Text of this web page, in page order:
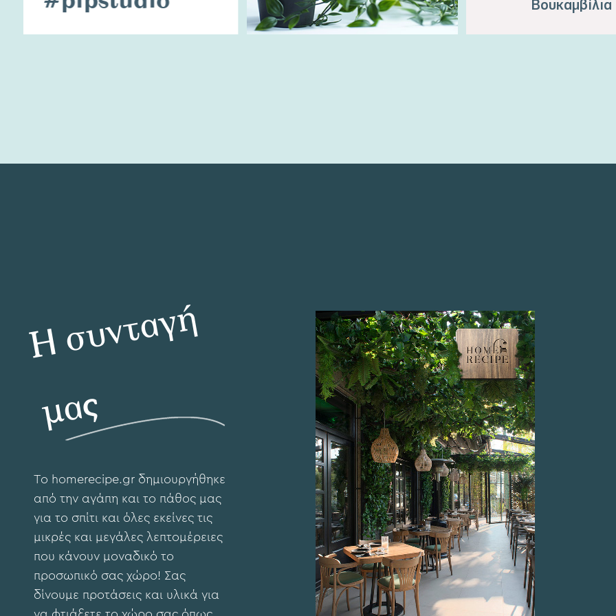
Βουκαμβίλια
Η
σ
υ
ν
τ
α
γ
ή
μ
α
ς
To hοmerecipe.gr δημιουργήθηκε
από την αγάπη και το πάθος μας
για το σπίτι και όλες εκείνες τις
μικρές και μεγάλες λεπτομέρειες
που κάνουν μοναδικό το
προσωπικό σας χώρο! Σας
δίνουμε προτάσεις και υλικά για